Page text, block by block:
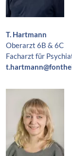
T. Hartmann
Oberarzt 6B & 6C
Facharzt für